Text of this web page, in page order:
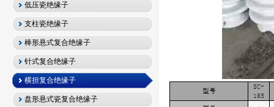
低压瓷绝缘子
支柱瓷绝缘子
棒形悬式复合绝缘子
针式复合绝缘子
横担复合绝缘子
盘形悬式瓷复合绝缘子